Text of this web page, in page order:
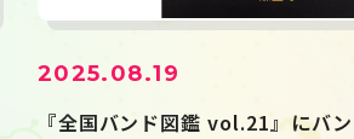
2025.08.19
『全国バンド図鑑 vol.21』にバ